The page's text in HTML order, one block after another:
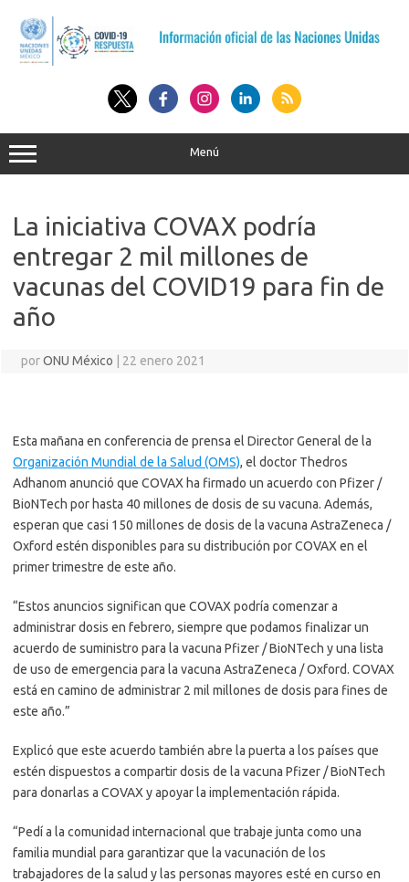
contenido
Menú
La iniciativa COVAX podría
entregar 2 mil millones de
vacunas del COVID19 para fin de
año
porONU México 22 enero 2021
Esta mañana en conferencia de prensa el Director General de la
Organización Mundial de la Salud (OMS), el doctor Thedros
Adhanom anunció que COVAX ha firmado un acuerdo con Pfizer /
BioNTech por hasta 40 millones de dosis de su vacuna. Además,
esperan que casi 150 millones de dosis de la vacuna AstraZeneca /
Oxford estén disponibles para su distribución por COVAX en el
primer trimestre de este año.
“Estos anuncios significan que COVAX podría comenzar a
administrar dosis en febrero, siempre que podamos finalizar un
acuerdo de suministro para la vacuna Pfizer / BioNTech y una lista
de uso de emergencia para la vacuna AstraZeneca / Oxford. COVAX
está en camino de administrar 2 mil millones de dosis para fines de
este año.”
Explicó que este acuerdo también abre la puerta a los países que
estén dispuestos a compartir dosis de la vacuna Pfizer / BioNTech
para donarlas a COVAX y apoyar la implementación rápida.
“Pedí a la comunidad internacional que trabaje junta como una
familia mundial para garantizar que la vacunación de los
trabajadores de la salud y las personas mayores esté en curso en